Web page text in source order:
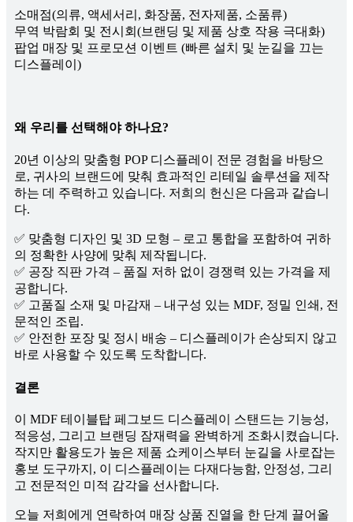
소매점(의류, 액세서리, 화장품, 전자제품, 소품류)
무역 박람회 및 전시회(브랜딩 및 제품 상호 작용 극대화)
팝업 매장 및 프로모션 이벤트 (빠른 설치 및 눈길을 끄는
디스플레이)
왜 우리를 선택해야 하나요?
20년 이상의 맞춤형 POP 디스플레이 전문 경험을 바탕으
로, 귀사의 브랜드에 맞춰 효과적인 리테일 솔루션을 제작
하는 데 주력하고 있습니다. 저희의 헌신은 다음과 같습니
다.
✅ 맞춤형 디자인 및 3D 모형 – 로고 통합을 포함하여 귀하
의 정확한 사양에 맞춰 제작됩니다.
✅ 공장 직판 가격 – 품질 저하 없이 경쟁력 있는 가격을 제
공합니다.
✅ 고품질 소재 및 마감재 – 내구성 있는 MDF, 정밀 인쇄, 전
문적인 조립.
✅ 안전한 포장 및 정시 배송 – 디스플레이가 손상되지 않고
바로 사용할 수 있도록 도착합니다.
결론
이 MDF 테이블탑 페그보드 디스플레이 스탠드는 기능성,
적응성, 그리고 브랜딩 잠재력을 완벽하게 조화시켰습니다.
작지만 활용도가 높은 제품 쇼케이스부터 눈길을 사로잡는
홍보 도구까지, 이 디스플레이는 다재다능함, 안정성, 그리
고 전문적인 미적 감각을 선사합니다.
오늘 저희에게 연락하여 매장 상품 진열을 한 단계 끌어올